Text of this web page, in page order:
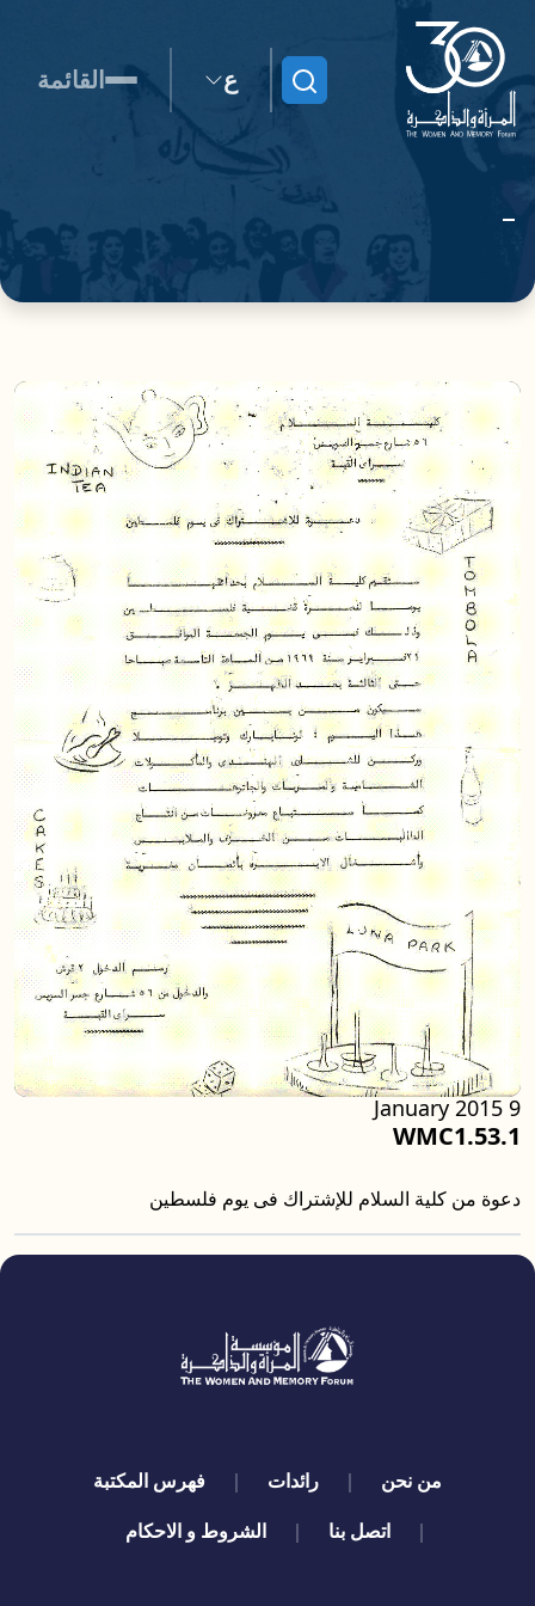
ابحث ع القائمة
WMC1.53.1
9 January 2015
دعوة من كلية السلام للإشتراك فى يوم فلسطين
quick links
من نحن رائدات
فهرس المكتبة
اتصل بنا
الشروط و الاحكام